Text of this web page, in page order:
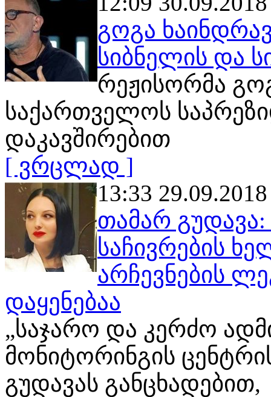
გოგა
სიბნელის და
რეჟისორმა
საქართველოს
დაკავშირებით
[ ვრცლად ]
13:33 29.09.2018
თამარ
საჩივრების
არჩევნების
დაყენებაა
„საჯარო და კერძო
მონიტორინგის
გუდავას განცხადებით,